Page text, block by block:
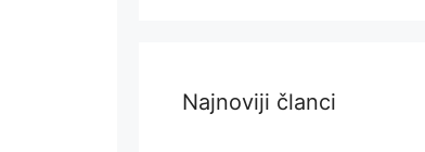
Najnoviji članci